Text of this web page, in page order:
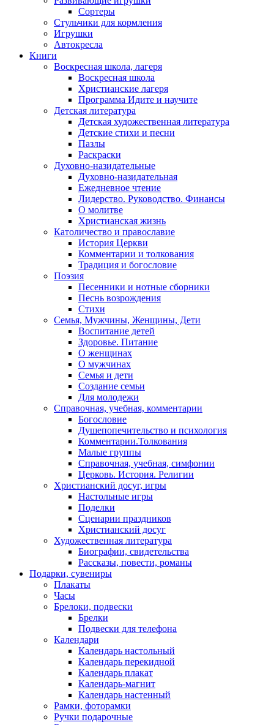
Сортеры
Стульчики для кормления
Игрушки
Автокресла
Книги
Воскресная школа, лагеря
Воскресная школа
Христианские лагеря
Программа Идите и научите
Детская литература
Детская художественная литература
Детские стихи и песни
Пазлы
Раскраски
Духовно-назидательные
Духовно-назидательная
Ежедневное чтение
Лидерство. Руководство. Финансы
О молитве
Христианская жизнь
Католичество и православие
История Церкви
Комментарии и толкования
Традиция и богословие
Поэзия
Песенники и нотные сборники
Песнь возрождения
Стихи
Семья, Мужчины, Женщины, Дети
Воспитание детей
Здоровье. Питание
О женщинах
О мужчинах
Семья и дети
Создание семьи
Для молодежи
Справочная, учебная, комментарии
Богословие
Душепопечительство и психология
Комментарии.Толкования
Малые группы
Справочная, учебная, симфонии
Церковь. История. Религии
Христианский досуг, игры
Настольные игры
Поделки
Сценарии праздников
Христианский досуг
Художественная литература
Биографии, свидетельства
Рассказы, повести, романы
Подарки, сувениры
Плакаты
Часы
Брелоки, подвески
Брелки
Подвески для телефона
Календари
Календарь настольный
Календарь перекидной
Календарь плакат
Календарь-магнит
Календарь настенный
Рамки, фоторамки
Ручки подарочные